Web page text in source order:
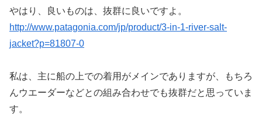
やはり、良いものは、抜群に良いですよ。
http://www.patagonia.com/jp/product/3-in-1-river-salt-
jacket?p=81807-0
私は、主に船の上での着用がメインでありますが、もちろ
んウエーダーなどとの組み合わせでも抜群だと思っていま
す。